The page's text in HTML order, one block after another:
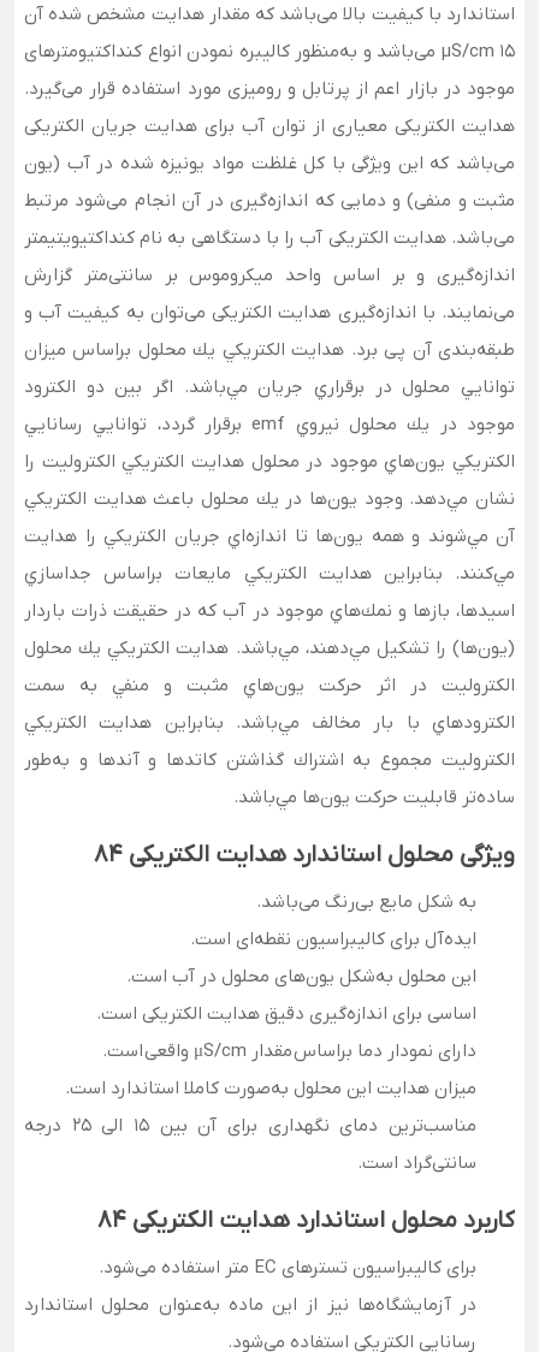
استاندارد با کیفیت بالا می‌باشد که مقدار هدایت مشخص شده آن
15 µS/cm می‌باشد و به‌منظور کالیبره نمودن انواع کنداکتیومترهای
موجود در بازار اعم از پرتابل و رومیزی مورد استفاده قرار می‌گیرد.
هدایت الکتریکی معیاری از توان آب برای هدایت جریان الکتریکی
می‌باشد که این ویژگی با کل غلظت مواد یونیزه شده در آب (یون‌
مثبت و منفی) و دمایی که اندازه‌گیری در آن انجام می‌شود مرتبط
می‌باشد. هدایت الکتریکی آب را با دستگاهی به نام کنداکتیویتیمتر
اندازه‌گیری و بر اساس واحد میکروموس بر سانتی‌متر گزارش
می‌نمایند. با اندازه‌گیری هدایت الکتریکی می‌توان به کیفیت آب و
طبقه‌بندی آن پی برد. هدايت الكتريكي يك محلول براساس ميزان
توانايي محلول در برقراري جريان مي‌‏باشد. اگر بين دو الكترود
موجود در يك محلول نيروي emf برقرار گردد، توانايي رسانايي
الكتريكي يون‌هاي موجود در محلول هدايت الكتريكي الكتروليت را
نشان مي‏‌دهد. وجود يون‌ها در يك محلول باعث هدايت الكتريكي
آن مي‌‏شوند و همه يون‌ها تا اندازه‏‌اي جريان الكتريكي را هدايت
مي‏‌كنند. بنابراين هدايت الكتريكي مايعات براساس جداسازي
اسيدها، بازها و نمك‌هاي موجود در آب كه در حقيقت ذرات باردار
(يون‌ها) ‌را تشكيل مي‏‌دهند، مي‏‌باشد. هدايت الكتريكي يك محلول
الكتروليت در اثر حركت يون‌هاي مثبت و منفي به سمت
الكترودهاي با بار مخالف مي‏‌باشد. بنابراين هدايت الكتريكي
الكتروليت مجموع به اشتراك گذاشتن كاتدها و آندها و به‌طور
ساده‌‏تر قابليت حركت يون‌ها مي‌‏باشد.
ویژگی محلول استاندارد هدایت الکتریکی 84
به شکل مایع بی‌رنگ می‌باشد.
ایده‌آل برای کالیبراسیون نقطه‌ای است.
این محلول به‌شکل یون‌های محلول در آب است.
اساسی برای اندازه‌گیری دقیق هدایت الکتریکی است.
دارای نمودار دما براساس مقدار μS/cm واقعی است.
میزان هدایت این محلول به‌صورت کاملا استاندارد است.
مناسب‌ترین دمای نگهداری برای آن بین 15 الی 25 درجه
سانتی‌گراد است.
کاربرد محلول استاندارد هدایت الکتریکی 84
برای کالیبراسیون تسترهای EC متر استفاده می‌شود.
در آزمایشگاه‌ها نیز از این ماده به‌عنوان محلول استاندارد
رسانایی الکتریکی استفاده می‌شود.